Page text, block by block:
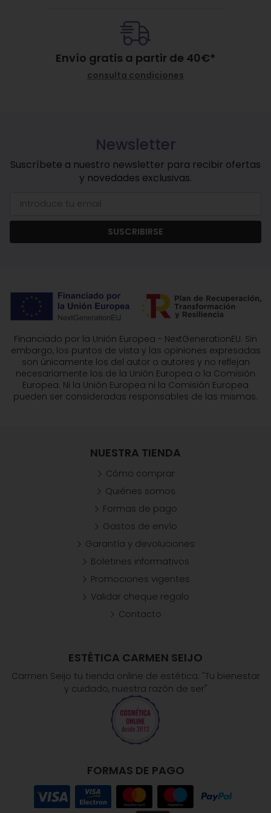
Envío gratis a partir de 40€*
consulta condiciones
Newsletter
Suscríbete a nuestro newsletter para recibir ofertas
y novedades exclusivas.
SUSCRIBIRSE
Financiado por la Unión Europea - NextGenerationEU. Sin
embargo, los puntos de vista y las opiniones expresadas
son únicamente los del autor o autores y no reflejan
necesariamente los de la Unión Europea o la Comisión
Europea. Ni la Unión Europea ni la Comisión Europea
pueden ser consideradas responsables de las mismas.
ESTÉTICA CARMEN SEIJO
Carmen Seijo tu tienda online de estética: "Tu bienestar
y cuidado, nuestra razón de ser"
FORMAS DE PAGO
NUESTRA TIENDA
Cómo comprar
Quiénes somos
Formas de pago
Gastos de envío
Garantía y devoluciones
Boletines informativos
Promociones vigentes
Validar cheque regalo
Contacto